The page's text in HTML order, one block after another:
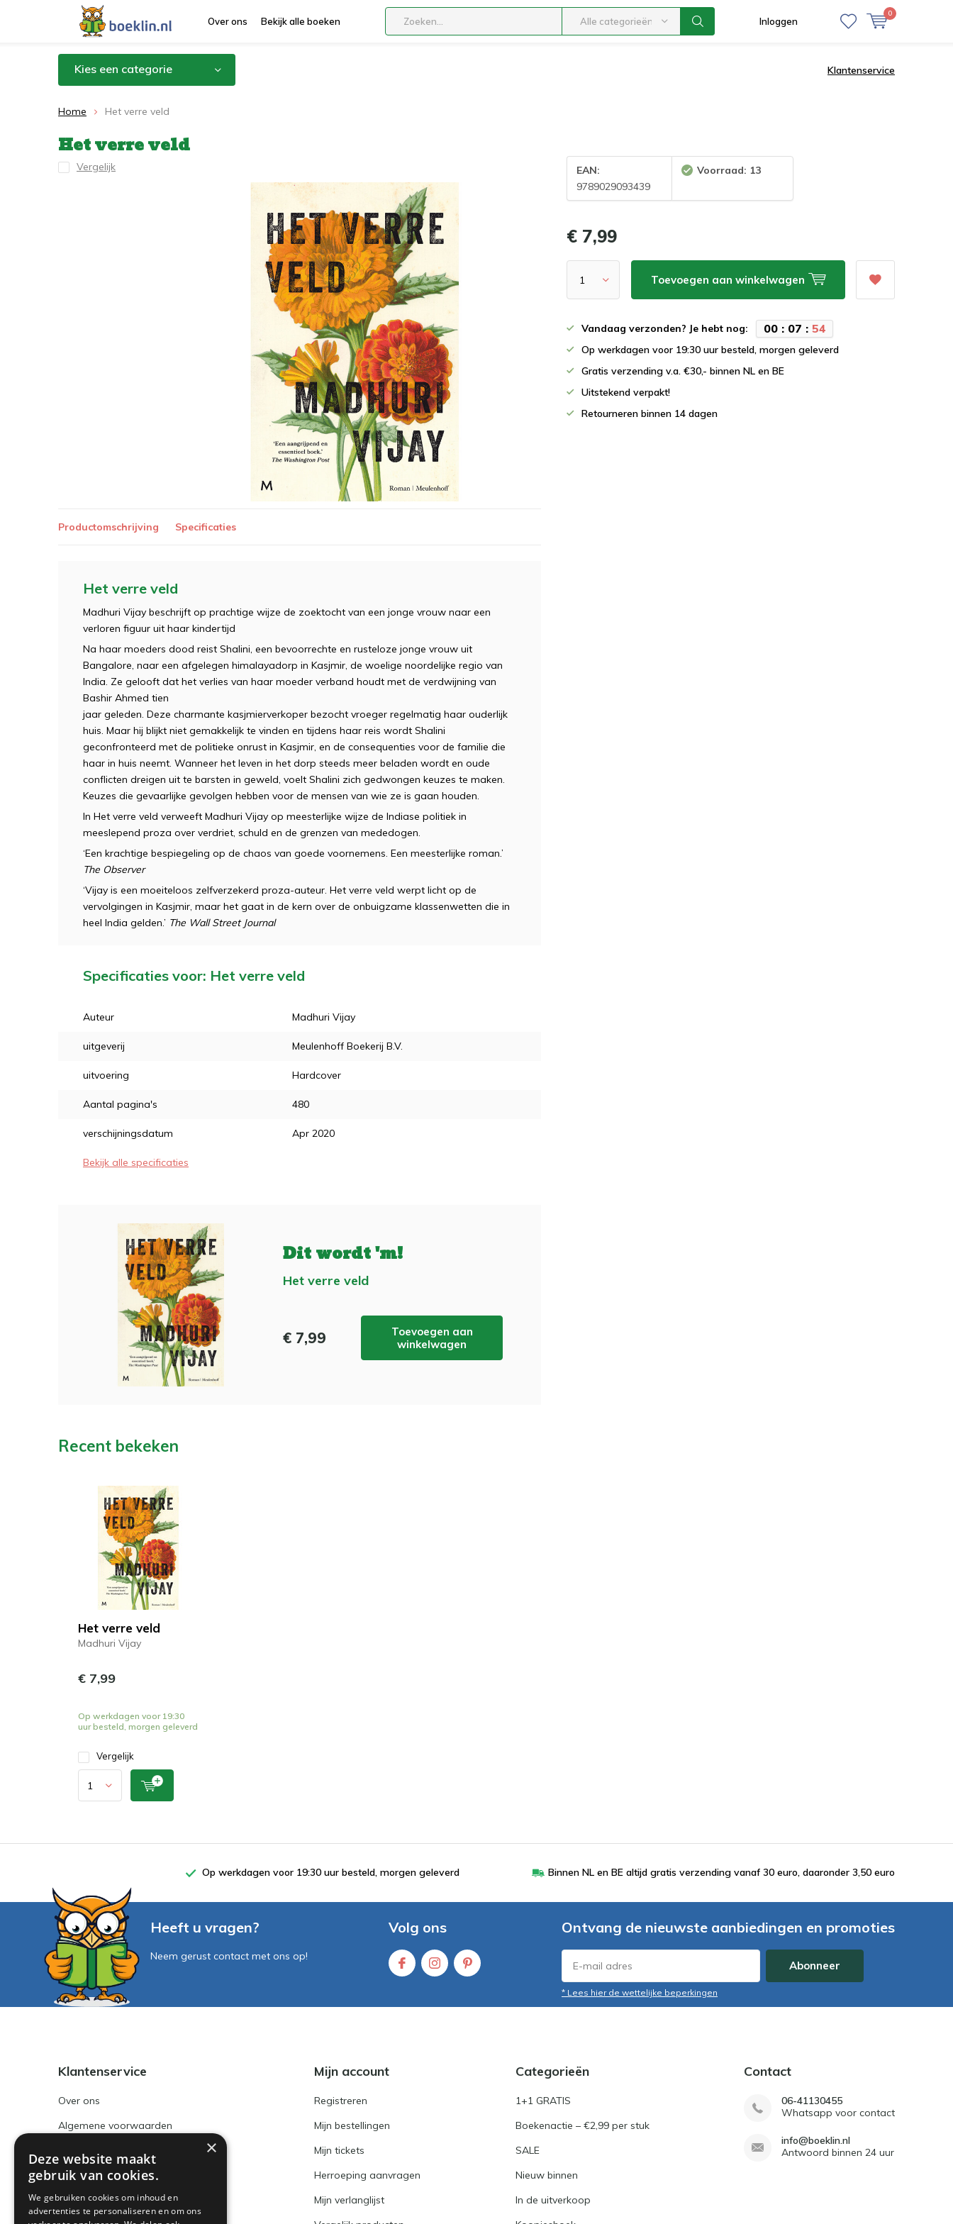
Over ons Bekijk alle boeken Alle categorieën Inloggen
0
Kies een categorie Klantenservice
Home Het verre veld
Het verre veld
Vergelijk
EAN:
9789029093439
Voorraad: 13
€ 7,99
Toevoegen aan winkelwagen
Vandaag verzonden? Je hebt nog: 00: 07 : 54
Op werkdagen voor 19:30 uur besteld, morgen geleverd
Gratis verzending v.a. €30,- binnen NL en BE
Uitstekend verpakt!
Retourneren binnen 14 dagen
Productomschrijving Specificaties
Het verre veld
Madhuri Vijay beschrijft op prachtige wijze de zoektocht van een jonge vrouw naar een
verloren figuur uit haar kindertijd
Na haar moeders dood reist Shalini, een bevoorrechte en rusteloze jonge vrouw uit
Bangalore, naar een afgelegen himalayadorp in Kasjmir, de woelige noordelijke regio van
India. Ze gelooft dat het verlies van haar moeder verband houdt met de verdwijning van
Bashir Ahmed tien
jaar geleden. Deze charmante kasjmierverkoper bezocht vroeger regelmatig haar ouderlijk
huis. Maar hij blijkt niet gemakkelijk te vinden en tijdens haar reis wordt Shalini
geconfronteerd met de politieke onrust in Kasjmir, en de consequenties voor de familie die
haar in huis neemt. Wanneer het leven in het dorp steeds meer beladen wordt en oude
conflicten dreigen uit te barsten in geweld, voelt Shalini zich gedwongen keuzes te maken.
Keuzes die gevaarlijke gevolgen hebben voor de mensen van wie ze is gaan houden.
In Het verre veld verweeft Madhuri Vijay op meesterlijke wijze de Indiase politiek in
meeslepend proza over verdriet, schuld en de grenzen van mededogen.
‘Een krachtige bespiegeling op de chaos van goede voornemens. Een meesterlijke roman.’
The Observer
‘Vijay is een moeiteloos zelfverzekerd proza-auteur. Het verre veld werpt licht op de
vervolgingen in Kasjmir, maar het gaat in de kern over de onbuigzame klassenwetten die in
heel India gelden.’ The Wall Street Journal
Specificaties voor: Het verre veld
Auteur Madhuri Vijay
uitgeverij Meulenhoff Boekerij B.V.
uitvoering Hardcover
Aantal pagina's 480
verschijningsdatum Apr 2020
Bekijk alle specificaties
Dit wordt 'm!
Het verre veld
€ 7,99
Toevoegen aan
winkelwagen
Recent bekeken
Het verre veld
Madhuri Vijay
€ 7,99
Op werkdagen voor 19:30
uur besteld, morgen geleverd
Vergelijk
Op werkdagen voor 19:30 uur besteld, morgen geleverd Binnen NL en BE altijd gratis verzending vanaf 30 euro, daaronder 3,50 euro
Heeft u vragen?
Neem gerust contact met ons op!
Volg ons Ontvang de nieuwste aanbiedingen en promoties
Abonneer
* Lees hier de wettelijke beperkingen
Klantenservice
Over ons
Algemene voorwaarden
Privacy Policy
Betaalmethoden en BTW nummer
Mijn account
Registreren
Mijn bestellingen
Mijn tickets
Herroeping aanvragen
Mijn verlanglijst
Categorieën
1+1 GRATIS
Boekenactie – €2,99 per stuk
SALE
Nieuw binnen
In de uitverkoop
Contact
06-41130455
Whatsapp voor contact
info@boeklin.nl
Antwoord binnen 24 uur
×
Deze website maakt
gebruik van cookies.
We gebruiken cookies om inhoud en
advertenties te personaliseren en om ons